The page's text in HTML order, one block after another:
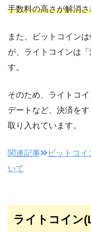
手数料の高さが解消
また、ビットコイン
が、ライトコインは
す。
そのため、ライトコ
デートなど、決済を
取り入れています。
関連記事
ビットコ
いて
ライトコイン